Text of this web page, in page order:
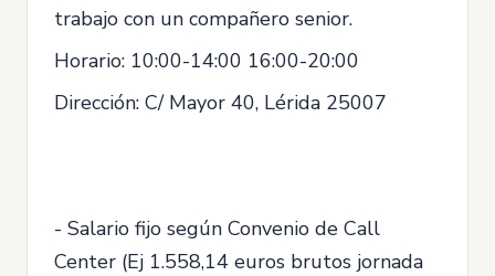
trabajo con un compañero senior.
Horario: 10:00-14:00 16:00-20:00
Dirección: C/ Mayor 40, Lérida 25007
- Salario fijo según Convenio de Call
Center (Ej 1.558,14 euros brutos jornada